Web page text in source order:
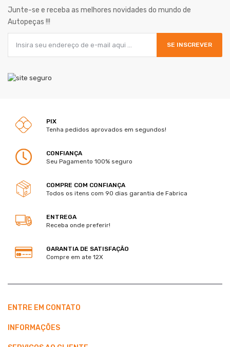
Junte-se e receba as melhores novidades do mundo de
Autopeças !!!
SE INSCREVER
PIX
Tenha pedidos aprovados em segundos!
CONFIANÇA
Seu Pagamento 100% seguro
COMPRE COM CONFIANÇA
Todos os itens com 90 dias garantia de Fabrica
ENTREGA
Receba onde preferir!
GARANTIA DE SATISFAÇÃO
Compre em ate 12X
ENTRE EM CONTATO
INFORMAÇÕES